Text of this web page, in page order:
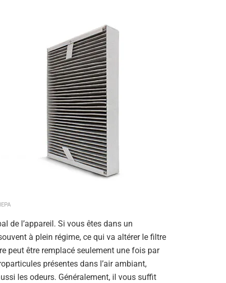
de l’appareil. Si vous êtes dans un
à plein régime, ce qui va altérer le filtre
peut être remplacé seulement une fois par
présentes dans l’air ambiant,
les odeurs. Généralement, il vous suffit